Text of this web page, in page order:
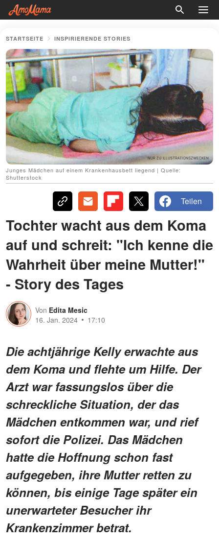
STARTSEITE INSPIRIERENDE STORIES
Junges Mädchen auf einem Krankenhausbett liegend | Quelle:
Shutterstock
Teilen
Tochter wacht aus dem Koma
auf und schreit: "Ich kenne die
Wahrheit über meine Mutter!"
- Story des Tages
Von Edita Mesic
16. Jan. 2024
17:10
Die achtjährige Kelly erwachte aus
dem Koma und flehte um Hilfe. Der
Arzt war fassungslos über die
schreckliche Situation, der das
Mädchen entkommen war, und rief
sofort die Polizei. Das Mädchen
hatte die Hoffnung schon fast
aufgegeben, ihre Mutter retten zu
können, bis einige Tage später ein
unerwarteter Besucher ihr
Krankenzimmer betrat.